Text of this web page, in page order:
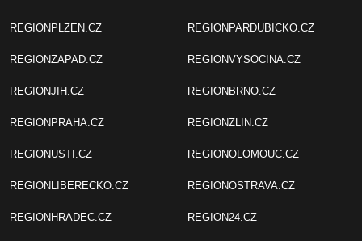
REGIONPLZEN.CZ
REGIONZAPAD.CZ
REGIONJIH.CZ
REGIONPRAHA.CZ
REGIONUSTI.CZ
REGIONLIBERECKO.CZ
REGIONHRADEC.CZ
REGIONPARDUBICKO.CZ
REGIONVYSOCINA.CZ
REGIONBRNO.CZ
REGIONZLIN.CZ
REGIONOLOMOUC.CZ
REGIONOSTRAVA.CZ
REGION24.CZ